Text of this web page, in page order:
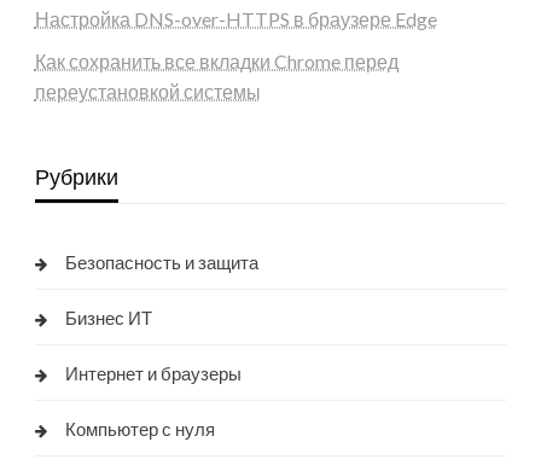
Настройка DNS-over-HTTPS в браузере Edge
Как сохранить все вкладки Chrome перед
переустановкой системы
Рубрики
Безопасность и защита
Бизнес ИТ
Интернет и браузеры
Компьютер с нуля